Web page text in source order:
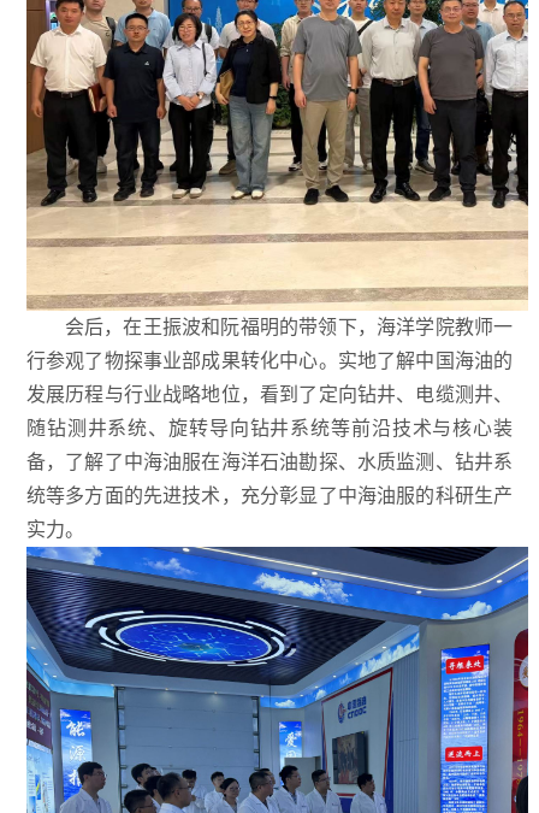
会后，在王振波和阮福明的带领下，海洋学院教师一
行参观了物探事业部成果转化中心。实地了解中国海油的
发展历程与行业战略地位，看到了定向钻井、电缆测井、
随钻测井系统、旋转导向钻井系统等前沿技术与核心装
备，了解了中海油服在海洋石油勘探、水质监测、钻井系
统等多方面的先进技术，充分彰显了中海油服的科研生产
实力。